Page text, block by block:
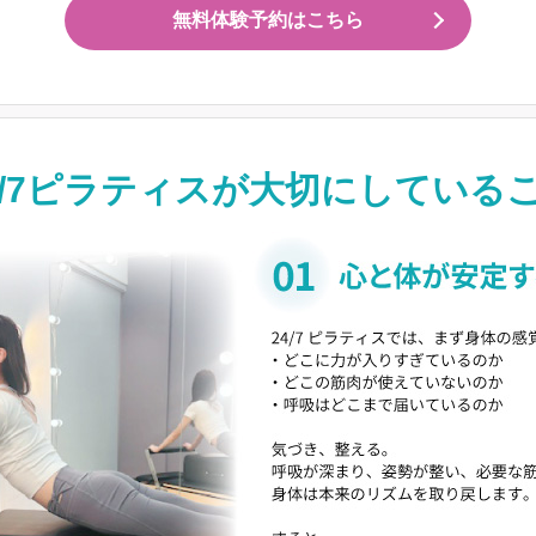
無料体験予約はこちら
ピラティスが大切にしている